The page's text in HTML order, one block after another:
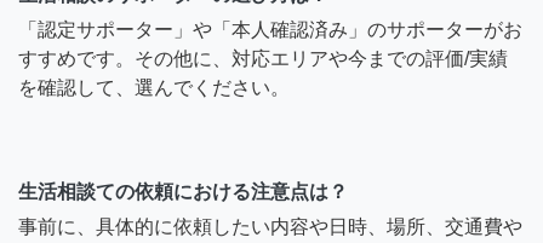
「認定サポーター」や「本人確認済み」のサポーターがお
すすめです。その他に、対応エリアや今までの評価/実績
を確認して、選んでください。
生活相談ての依頼における注意点は？
事前に、具体的に依頼したい内容や日時、場所、交通費や